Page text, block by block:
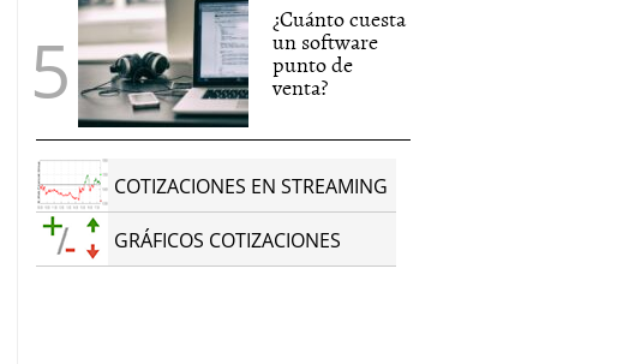
¿Cuánto cuesta
un software
punto de
venta?
COTIZACIONES EN STREAMING
GRÁFICOS COTIZACIONES